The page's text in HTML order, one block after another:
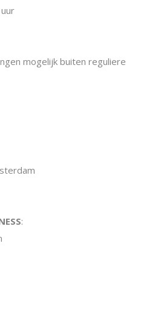
mogelijk buiten reguliere
: